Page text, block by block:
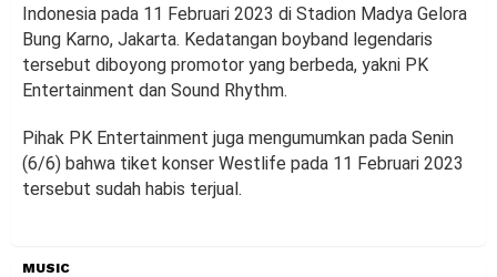
Indonesia pada 11 Februari 2023 di Stadion Madya Gelora
Bung Karno, Jakarta. Kedatangan boyband legendaris
tersebut diboyong promotor yang berbeda, yakni PK
Entertainment dan Sound Rhythm.
Pihak PK Entertainment juga mengumumkan pada Senin
(6/6) bahwa tiket konser Westlife pada 11 Februari 2023
tersebut sudah habis terjual.
MUSIC